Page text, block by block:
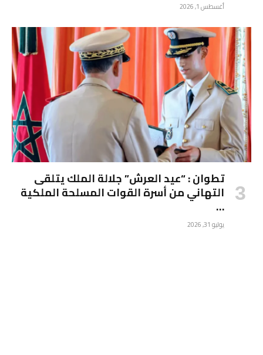
أغسطس 1, 2026
تطوان : “عيد العرش” جلالة الملك يتلقى
التهاني من أسرة القوات المسلحة الملكية
…
يوليو 31, 2026